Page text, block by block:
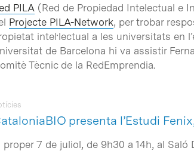
PILA (Red de Propiedad Intelectual e
Projecte PILA-Network, per trobar
intel·lectual a les universitats en
de Barcelona hi va assistir
Tècnic de la RedEmprendia.
presenta l’Estudi
proper 7 de juliol, de 9h30 a 14h, al